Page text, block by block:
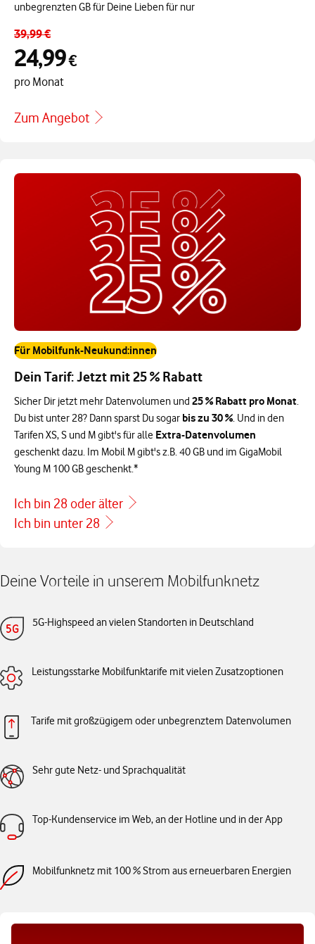
unbegrenzten GB für Deine Lieben für nur
39,99 €
24,99€
pro Monat
Zum Angebot
Für Mobilfunk-Neukund:innen
Dein Tarif: Jetzt mit 25 % Rabatt
Sicher Dir jetzt mehr Datenvolumen und 25 % Rabatt pro Monat.
Du bist unter 28? Dann sparst Du sogar bis zu 30 %. Und in den
Tarifen XS, S und M gibt's für alle Extra-Datenvolumen
geschenkt dazu. Im Mobil M gibt's z.B. 40 GB und im GigaMobil
Young M 100 GB geschenkt.*
Ich bin 28 oder älter
Ich bin unter 28
Deine Vorteile in unserem Mobilfunknetz
5G-Highspeed an vielen Standorten in Deutschland
Leistungsstarke Mobilfunktarife mit vielen Zusatzoptionen
Tarife mit großzügigem oder unbegrenztem Datenvolumen
Sehr gute Netz- und Sprachqualität
Top-Kundenservice im Web, an der Hotline und in der App
Mobilfunknetz mit 100 % Strom aus erneuerbaren Energien